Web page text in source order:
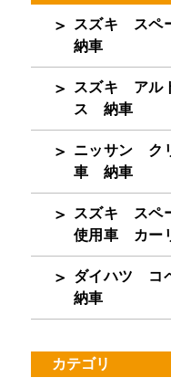
スズキ スペ
納車
スズキ アル
ス 納車
ニッサン ク
車 納車
スズキ スペ
使用車 カー
ダイハツ
納車
カテゴリ